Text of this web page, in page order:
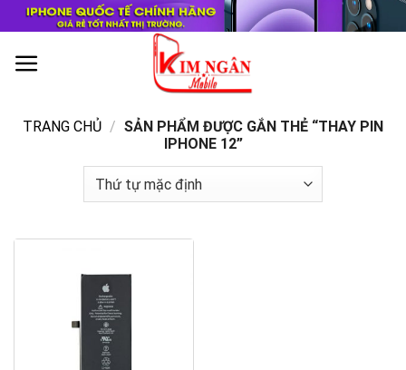
Skip
to
content
TRANG CHỦ / SẢN PHẨM ĐƯỢC GẮN THẺ “THAY PIN
IPHONE 12”